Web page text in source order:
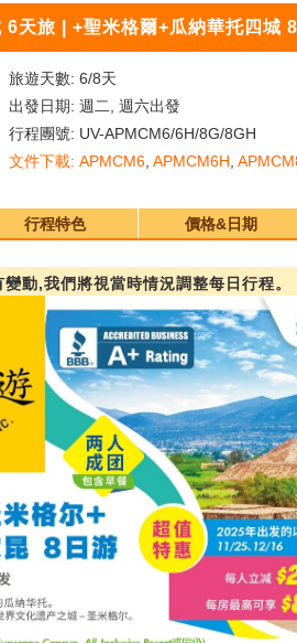
6天旅 | +聖米格爾+瓜納華托四城
旅遊天數: 6/8天
出發日期: 週二, 週六出發
行程團號: UV-APMCM6/6H/8G/8GH
文件下載: APMCM6, APMCM6H
行程特色 價格&日期
動,我們將視當時情況調整每日行程。